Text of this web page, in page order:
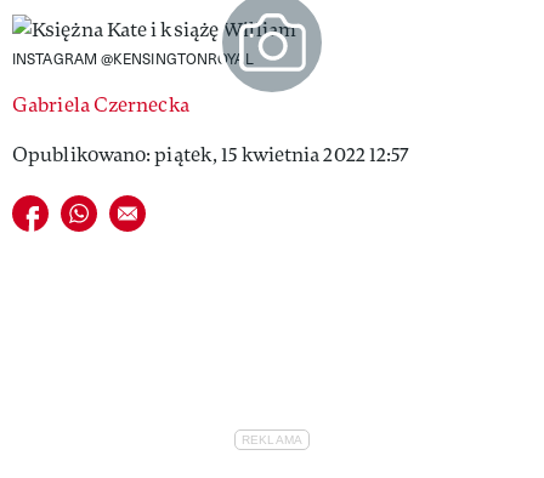
VIVA!PEOPLE POWER
VIVA!ITAKA
MAGAZYN VIVA!
INSTAGRAM @KENSINGTONROYAL
Gabriela Czernecka
Opublikowano: piątek, 15 kwietnia 2022 12:57
Udostępnij na facebook
Udostępnij na whatsapp
E-mail do przyjaciela